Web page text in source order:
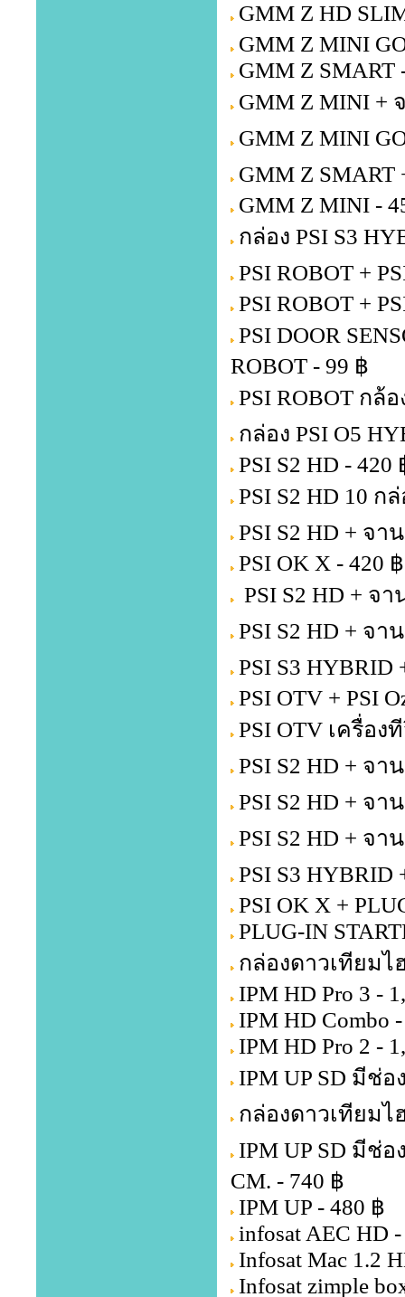
GMM Z HD
GMM Z MINI
GMM Z SMART
GMM Z MINI +
GMM Z MINI
GMM Z SMART
GMM Z MINI -
กล่อง PSI S3
PSI ROBOT +
PSI ROBOT +
PSI DOOR
ROBOT - 99 ฿
PSI ROBOT กล้
กล่อง PSI O5
PSI S2 HD - 420
PSI S2 HD 10 ก
PSI S2 HD + จา
PSI OK X - 420 ฿
PSI S2 HD + จ
PSI S2 HD + จา
PSI S3 HYBRID
PSI OTV + PSI
PSI OTV เครื่อ
PSI S2 HD + จา
PSI S2 HD + จา
PSI S2 HD + จา
PSI S3 HYBRID
PSI OK X +
PLUG-IN
กล่องดาวเทียมไ
IPM HD Pro 3 -
IPM HD Combo
IPM HD Pro 2 -
IPM UP SD มีช่
กล่องดาวเทียมไ
IPM UP SD มีช่
CM. - 740 ฿
IPM UP - 480 ฿
infosat AEC HD
Infosat Mac 1.2
Infosat zimple